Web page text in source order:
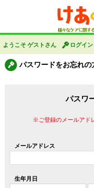
ようこそ ゲストさん ログイン
パスワードをお忘れの
パスワ
※ご登録のメールアド
メールアドレス
生年月日